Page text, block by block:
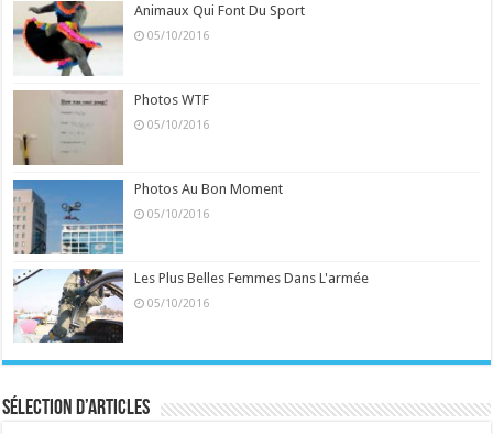
Animaux Qui Font Du Sport
05/10/2016
Photos WTF
05/10/2016
Photos Au Bon Moment
05/10/2016
Les Plus Belles Femmes Dans L'armée
05/10/2016
Sélection d’articles